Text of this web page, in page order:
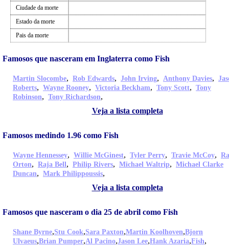
Ciudade da morte
Estado da morte
Pais da morte
Famosos que nasceram em Inglaterra como Fish
Martin Slocombe, Rob Edwards, John Irving, Anthony Davies,
Roberts, Wayne Rooney, Victoria Beckham, Tony Scott, Tony
Robinson, Tony Richardson,
Veja a lista completa
Famosos medindo 1.96 como Fish
Wayne Hennessey, Willie McGinest, Tyler Perry, Travie McCoy,
Orton, Raja Bell, Philip Rivers, Michael Waltrip, Michael Clarke
Duncan, Mark Philippoussis,
Veja a lista completa
Famosos que nasceram o dia 25 de abril como Fish
Shane Byrne,Stu Cook,Sara Paxton,Martin Koolhoven,Bjorn
Ulvaeus,Brian Pumper,Al Pacino,Jason Lee,Hank Azaria,Fish,